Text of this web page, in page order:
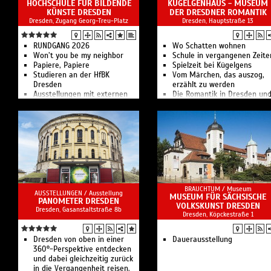
HOCHSCHULE FÜR BILDENDE
KÜNSTE DRESDEN
Dresden, Zugang Georg-Treu-Platz
RUNDGANG 2026
Won’t you be my neighbor
Papiere, Papiere
Studieren an der HfBK
Dresden
Ausstellungen mit externen
Studierenden und
Absolventen der Hochschule
KÜGELGENHAUS - MUSEUM
DER DRESDNER ROMANTIK
Dresden, Hauptstraße 13
Wo Schatten wohnen
Schule in vergangenen
Spielzeit bei Kügelgens
Vom Märchen, das auszog,
erzählt zu werden
Die Romantik in Dresden und
Virtueller Rundgang
Kunst-, Literatur- und
Musikmuseum
AUSSTELLUNGEN / Ausstellung
PANOMETER DRESDEN
Dresden, Gasanstaltstraße 8b
Dresden von oben in einer
360°-Perspektive entdecken
und dabei gleichzeitig zurück
in die Vergangenheit reisen.
BRAUCHTUM / Museum
MUSEUM FÜR SÄCHSISCHE
VOLKSKUNST DRESDEN
Dresden, Köpckestraße 1
Dauerausstellung